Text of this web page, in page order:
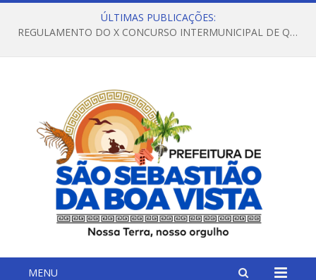
ÚLTIMAS PUBLICAÇÕES:
REGULAMENTO DO X CONCURSO INTERMUNICIPAL DE QUADRILHAS JUNINAS – 2026 – ARRAIÁ DA VENEZA
MENU